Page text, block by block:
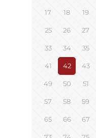
17 18 19
25 26 27
33 34 35
41 42 43
49 50 51
57 58 59
65 66 67